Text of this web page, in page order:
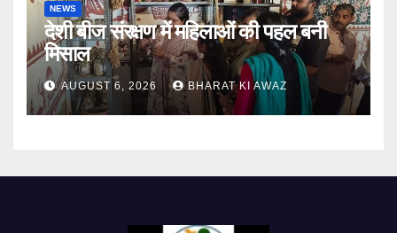
NEWS
देशी बीज संरक्षण में महिलाओं की पहल बनी
मिसाल
AUGUST 6, 2026 BHARAT KI AWAZ